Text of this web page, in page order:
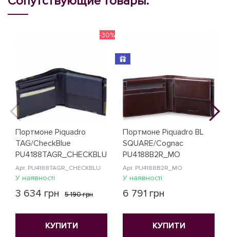
Портмоне Piquadro
TAG/CheckBlue
PU4188TAGR_CHECKBLU
Арт. PU4188TAGR_CHECKBLU
-30%
У наявності
3 634 грн 5 190 грн
КУПИТИ
Портмоне Piquadro BL
SQUARE/Cognac
PU4188B2R_MO
Арт. PU4188B2R_MO
У наявності
6 791 грн
КУПИТИ